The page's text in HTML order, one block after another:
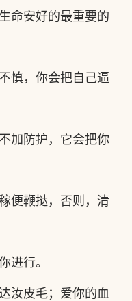
命安好的最重要的
慎，你会把自己逼
加防护，它会把你
便鞭挞，否则，清
进行。
汝皮毛； 爱你的血